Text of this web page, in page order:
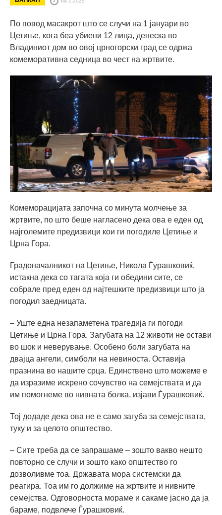
По повод масакрот што се случи на 1 јануари во
Цетиње, кога беа убиени 12 лица, денеска во
Владиниот дом во овој црногорски град се одржа
комеморативна седница во чест на жртвите.
Комеморацијата започна со минута молчење за
жртвите, по што беше нагласено дека ова е еден од
најголемите предизвици кои ги погодиле Цетиње и
Црна Гора.
Градоначалникот на Цетиње, Никола Ѓурашковиќ,
истакна дека со тагата која ги обедини сите, се
собрале пред еден од најтешките предизвици што ја
погодил заедницата.
– Уште една незапаметена трагедија ги погоди
Цетиње и Црна Гора. Загубата на 12 животи не остави
во шок и неверување. Особено боли загубата на
двајца ангели, симболи на невиноста. Оставија
празнина во нашите срца. Единствено што можеме е
да изразиме искрено сочувство на семејствата и да
им помогнеме во нивната болка, изјави Ѓурашковиќ.
Тој додаде дека ова не е само загуба за семејствата,
туку и за целото општество.
– Сите треба да се запрашаме – зошто вакво нешто
повторно се случи и зошто како општество го
дозволивме тоа. Државата мора системски да
реагира. Тоа им го должиме на жртвите и нивните
семејства. Одговорноста мораме и сакаме јасно да ја
бараме, подвлече Ѓурашковиќ.